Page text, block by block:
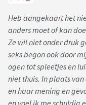
Heb aangekaart het
anders moet of kan
Ze wil niet onder druk
seks begon ook door
ogen tot spleetjes en
niet thuis. In plaats
en haar mening en